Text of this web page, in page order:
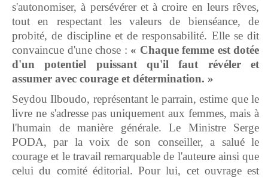
s'autonomiser, à persévérer et à croire en leurs rêves,
tout en respectant les valeurs de bienséance, de
probité, de discipline et de responsabilité. Elle se dit
convaincue d'une chose : « Chaque femme est dotée
d'un potentiel puissant qu'il faut révéler et
assumer avec courage et détermination. »
Seydou Ilboudo, représentant le parrain, estime que le
livre ne s'adresse pas uniquement aux femmes, mais à
l'humain de manière générale. Le Ministre Serge
PODA, par la voix de son conseiller, a salué le
courage et le travail remarquable de l'auteure ainsi que
celui du comité éditorial. Pour lui, cet ouvrage est